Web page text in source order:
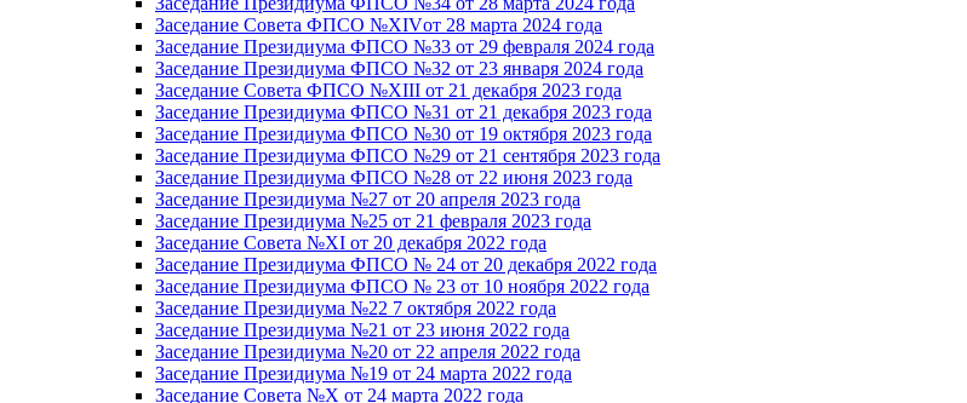
Заседание Совета ФПСО №XIVот 28 марта 2024 года
Заседание Президиума ФПСО №33 от 29 февраля 2024 года
Заседание Президиума ФПСО №32 от 23 января 2024 года
Заседание Совета ФПСО №XIII от 21 декабря 2023 года
Заседание Президиума ФПСО №31 от 21 декабря 2023 года
Заседание Президиума ФПСО №30 от 19 октября 2023 года
Заседание Президиума ФПСО №29 от 21 сентября 2023 года
Заседание Президиума ФПСО №28 от 22 июня 2023 года
Заседание Президиума №27 от 20 апреля 2023 года
Заседание Президиума №25 от 21 февраля 2023 года
Заседание Совета №XI от 20 декабря 2022 года
Заседание Президиума ФПСО № 24 от 20 декабря 2022 года
Заседание Президиума ФПСО № 23 от 10 ноября 2022 года
Заседание Президиума №22 7 октября 2022 года
Заседание Президиума №21 от 23 июня 2022 года
Заседание Президиума №20 от 22 апреля 2022 года
Заседание Президиума №19 от 24 марта 2022 года
Заседание Совета №X от 24 марта 2022 года